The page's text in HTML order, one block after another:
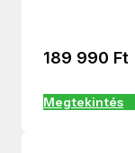
189 990 Ft
Megtekintés